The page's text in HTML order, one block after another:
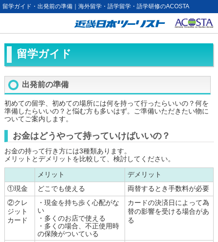
留学ガイド・出発前の準備｜海外留学・語学留学・語学研修のACOSTA
留学ガイド
出発前の準備
初めての留学、初めての場所には何を持って行ったらいいの？何を
準備したらいいの？と悩む方も多いはず。ご準備いただきたい物に
ついてご案内します。
お金はどうやって持っていけばいいの？
お金の持って行き方には3種類あります。
メリットとデメリットを比較して、検討してください。
メリット
デメリット
①現金
どこでも使える
両替するとき手数料が必要
②クレ
ジット
カード
・現金を持ち歩く心配がな
い
・多くのお店で使える
・多くの場合、不正使用時
の保険がついている
カードの決済日によって為
替の影響を受ける場合があ
る